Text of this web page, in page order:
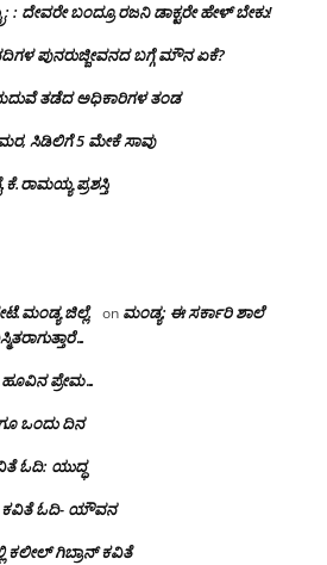
: ದೇವರೇ ಬಂದ್ರೂ ರಜನಿ ಡಾಕ್ಟರೇ ಹೇಳ್ ಬೇಕು!
ಪುನರುಜ್ಜೀವನದ ಬಗ್ಗೆ ಮೌನ ಏಕೆ?
ಮದುವೆ ತಡೆದ ಅಧಿಕಾರಿಗಳ ತಂಡ
ಸಿಡಿಲಿಗೆ 5 ಮೇಕೆ ಸಾವು
ಪ್ರಶಸ್ತಿ
ಜಿಲ್ಲೆ. on ಮಂಡ್ಯ: ಈ ಸರ್ಕಾರಿ ಶಾಲೆ
ಪ್ರೇಮ…
ಒಂದು ದಿನ
ಓದಿ: ಯುದ್ಧ
ಕವಿತೆ ಓದಿ- ಯೌವನ
ಕಲೀಲ್ ಗಿಬ್ರಾನ್ ಕವಿತೆ